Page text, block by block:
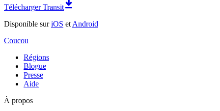
Télécharger Transit
Disponible suriOS et Android
Coucou
Régions
Blogue
Presse
Aide
À propos